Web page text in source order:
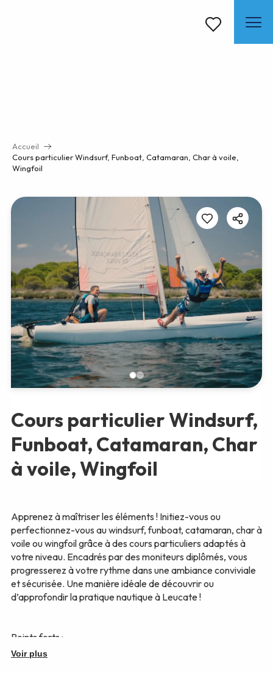
Voir les favoris
Accueil
Cours particulier Windsurf, Funboat, Catamaran, Char à voile,
Wingfoil